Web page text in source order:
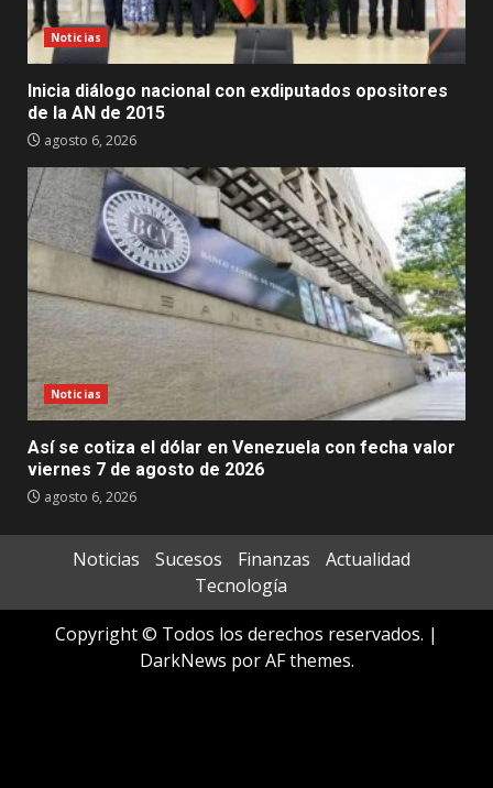
Noticias
Inicia diálogo nacional con exdiputados opositores
de la AN de 2015
agosto 6, 2026
Noticias
Así se cotiza el dólar en Venezuela con fecha valor
viernes 7 de agosto de 2026
agosto 6, 2026
Noticias Sucesos Finanzas
Actualidad
Tecnología
Copyright © Todos los derechos reservados. |
DarkNews por AF themes.